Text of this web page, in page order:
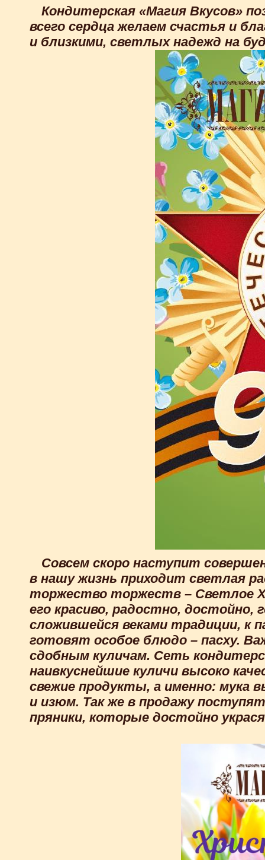
Кондитерская «Магия Вкусов»
всего сердца желаем счастья и
и близкими, светлых надежд на
Совсем скоро наступит
в нашу жизнь приходит светлая
торжество торжеств – Светлое
его красиво, радостно,
сложившейся веками традиции, к
готовят особое блюдо – пасху.
сдобным куличам. Сеть
наивкуснейшие куличи высоко
свежие продукты, а именно: мука
и изюм. Так же в продажу
пряники, которые достойно